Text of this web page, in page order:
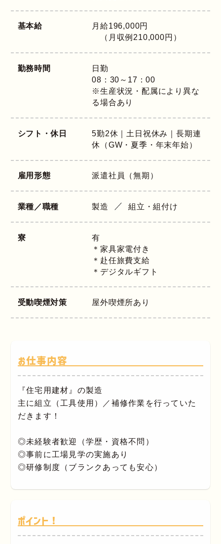
基本給
月給196,000円
（月収例210,000円）
勤務時間
日勤
08：30～17：00
※生産状況・配属により異な
る場合あり
シフト・休日
5勤2休｜土日祝休み｜長期連
休（GW・夏季・年末年始）
雇用形態 派遣社員（無期）
業種／職種 製造 組立・組付け
寮
有
＊家具家電付き
＊赴任旅費支給
＊デジタルギフト
受動喫煙対策 屋外喫煙所あり
お仕事内容
『住宅用建材』の製造
主に組立（工具使用）／補修作業を行っていた
だきます！
◎未経験者歓迎（学歴・資格不問）
◎事前に工場見学の実施あり
◎研修制度（ブランクあっても安心）
ポイント！